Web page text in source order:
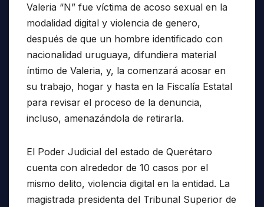
Valeria “N” fue víctima de acoso sexual en la
modalidad digital y violencia de genero,
después de que un hombre identificado con
nacionalidad uruguaya, difundiera material
íntimo de Valeria, y, la comenzará acosar en
su trabajo, hogar y hasta en la Fiscalía Estatal
para revisar el proceso de la denuncia,
incluso, amenazándola de retirarla.
El Poder Judicial del estado de Querétaro
cuenta con alrededor de 10 casos por el
mismo delito, violencia digital en la entidad. La
magistrada presidenta del Tribunal Superior de